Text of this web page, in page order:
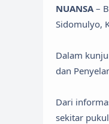
NUANSA –
Sidomulyo,
Dalam
dan
Dari
sekitar